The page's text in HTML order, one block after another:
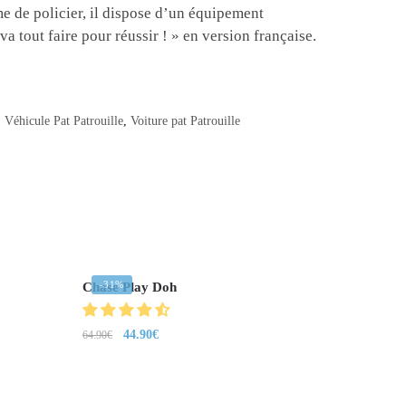
de policier, il dispose d’un équipement
tout faire pour réussir ! » en version française.
Véhicule Pat Patrouille Voiture pat Patrouille
-31%
Chase Play Doh
64.90€ 44.90€